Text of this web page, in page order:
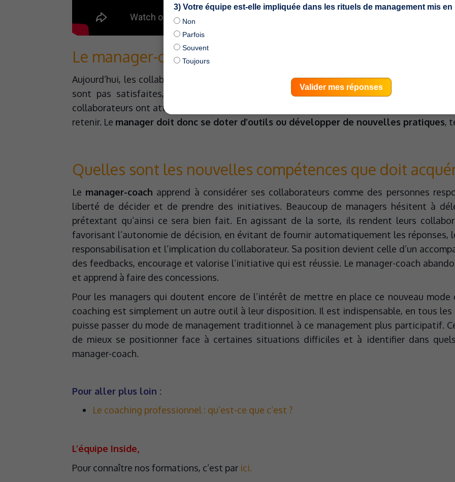
Le manager-coach répond-il a une vraie nécessité ou
Aujourd’hui, les collaborateurs expriment de plus en plus facilement leurs exigences
sont pas satisfaites, ils n’hésitent pas à changer d’employeur. Et cette menace
collaborateurs ont atteint un certain niveau de compétences, d’autonomie et
retenir. Le manager doit donc se doter d’outils ou développer de nouvelles pratiques,
Quelles sont les nouvelles compétences que doit
Le manager-coach apprend à considérer ses collaborateurs comme des personnes
liberté de décider et de prendre des initiatives. Beaucoup de managers hésitent à
prétextant qu’ainsi ce sera bien fait. En agissant de la sorte, ils rendent leurs
favorisant l’autonomie de décision, en évitant de fournir automatiquement les réponses,
responsabilisation et l’implication du collaborateur. Sa position devient celle d’un
des feedbacks, encourage et valorise l’initiative qui est réussie. Le manager-coach
et apprend à faire des concessions.
Pour les managers qui doutent encore de l’intérêt de mettre en place ce nouveau
coaching est simplement un autre outil à leur disposition. Il est indispensable, en tous les
puisse passer du mode de management traditionnel à ce management plus participatif.
de mieux se positionner face à certaines situations difficiles et à identifier dans
manager-coach.
Pour aller plus loin :
Le coaching professionnel : qu’est-ce que c’est ?
L’équipe Inside,
Pour connaître nos formations, c’est par ici.
3) Votre équipe est-elle impliquée dans les rituels de management mis en
Non
Parfois
Souvent
Toujours
Valider mes réponses